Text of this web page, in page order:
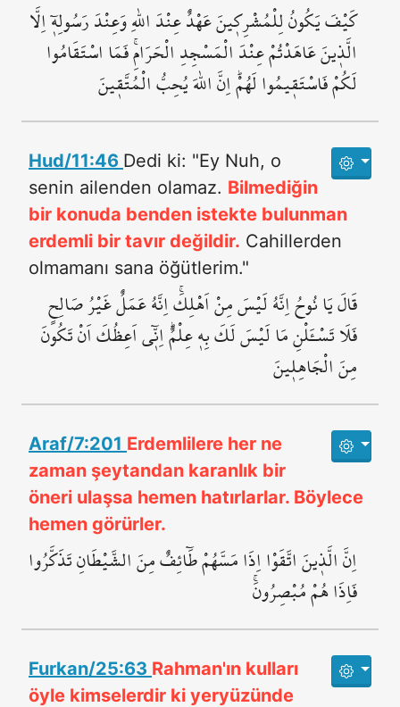
كَيْفَ يَكُونُ لِلْمُشْرِك۪ينَ عَهْدٌ عِنْدَ اللّٰهِ وَعِنْدَ رَسُولِه۪ٓ اِلَّا
الَّذ۪ينَ عَاهَدْتُمْ عِنْدَ الْمَسْجِدِ الْحَرَامِۚ فَمَا اسْتَقَامُوا
لَكُمْ فَاسْتَق۪يمُوا لَهُمْۜ اِنَّ اللّٰهَ يُحِبُّ الْمُتَّق۪ينَ
Hud/11:46 Dedi ki: "Ey Nuh, o
senin ailenden olamaz. Bilmediğin
bir konuda benden istekte bulunman
erdemli bir tavır değildir. Cahillerden
olmamanı sana öğütlerim."
قَالَ يَا نُوحُ اِنَّهُ لَيْسَ مِنْ اَهْلِكَۚ اِنَّهُ عَمَلٌ غَيْرُ صَالِحٍۗ
فَلَا تَسْـَٔلْنِ مَا لَيْسَ لَكَ بِه۪ عِلْمٌۜ اِنّ۪ٓي اَعِظُكَ اَنْ تَكُونَ
مِنَ الْجَاهِل۪ينَ
Araf/7:201 Erdemlilere her ne
zaman şeytandan karanlık bir
öneri ulaşsa hemen hatırlarlar. Böylece
hemen görürler.
اِنَّ الَّذ۪ينَ اتَّقَوْا اِذَا مَسَّهُمْ طَٓائِفٌ مِنَ الشَّيْطَانِ تَذَكَّرُوا
فَاِذَا هُمْ مُبْصِرُونَۚ
Furkan/25:63 Rahman'ın kulları
öyle kimselerdir ki yeryüzünde